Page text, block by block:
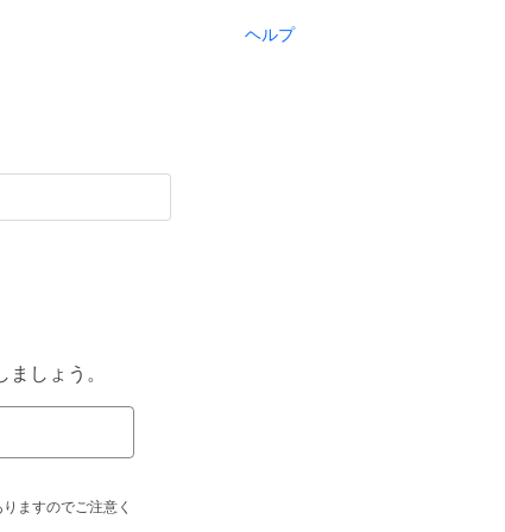
ヘルプ
しょう。
ますのでご注意く